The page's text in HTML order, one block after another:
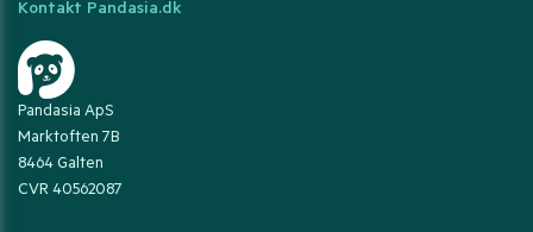
Kontakt Pandasia.dk
Pandasia ApS
Marktoften 7B
8464 Galten
CVR 40562087